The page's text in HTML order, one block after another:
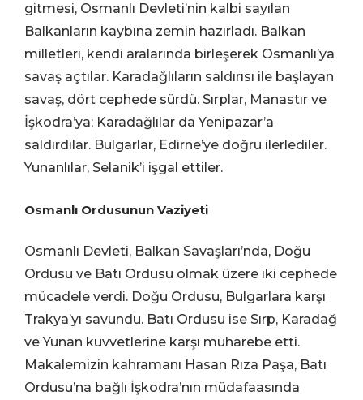
gitmesi, Osmanlı Devleti’nin kalbi sayılan
Balkanların kaybına zemin hazırladı. Balkan
milletleri, kendi aralarında birleşerek Osmanlı’ya
savaş açtılar. Karadağlıların saldırısı ile başlayan
savaş, dört cephede sürdü. Sırplar, Manastır ve
İşkodra’ya; Karadağlılar da Yenipazar’a
saldırdılar. Bulgarlar, Edirne’ye doğru ilerlediler.
Yunanlılar, Selanik’i işgal ettiler.
Osmanlı Ordusunun Vaziyeti
Osmanlı Devleti, Balkan Savaşları’nda, Doğu
Ordusu ve Batı Ordusu olmak üzere iki cephede
mücadele verdi. Doğu Ordusu, Bulgarlara karşı
Trakya’yı savundu. Batı Ordusu ise Sırp, Karadağ
ve Yunan kuvvetlerine karşı muharebe etti.
Makalemizin kahramanı Hasan Rıza Paşa, Batı
Ordusu’na bağlı İşkodra’nın müdafaasında